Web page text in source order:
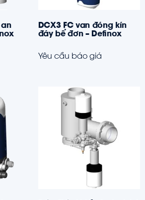
DCX3 FC van đóng kín
đáy bể đơn – Definox
Yêu cầu báo giá